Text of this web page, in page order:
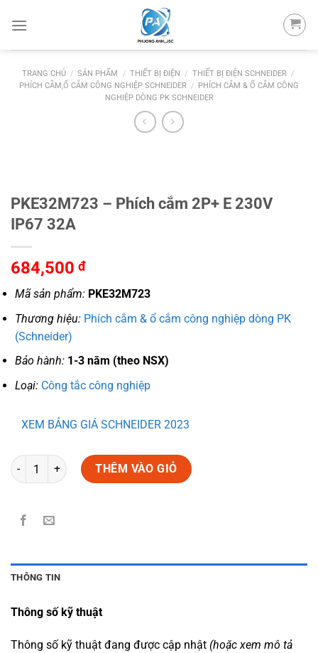
TRANG CHỦ / SẢN PHẨM / THIẾT BỊ ĐIỆN / THIẾT BỊ ĐIỆN SCHNEIDER /
PHÍCH CẮM,Ổ CẮM CÔNG NGHIỆP SCHNEIDER / PHÍCH CẮM & Ổ CẮM CÔNG
NGHIỆP DÒNG PK SCHNEIDER
PKE32M723 – Phích cắm 2P+ E 230V
IP67 32A
684,500 đ
Mã sản phẩm: PKE32M723
Thương hiệu: Phích cắm & ổ cắm công nghiệp dòng PK
(Schneider)
Bảo hành: 1-3 năm (theo NSX)
Loại: Công tắc công nghiệp
XEM BẢNG GIÁ SCHNEIDER 2023
Số lượng THÊM VÀO GIỎ
THÔNG TIN
Thông số kỹ thuật
Thông số kỹ thuật đang được cập nhật (hoặc xem mô tả